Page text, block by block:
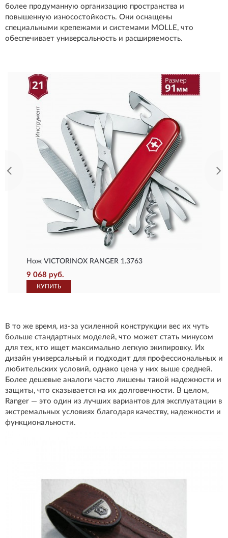
более продуманную организацию пространства и
повышенную износостойкость. Они оснащены
специальными крепежами и системами MOLLE, что
обеспечивает универсальность и расширяемость.
Нож VICTORINOX RANGER 1.3763
9 068 руб.
КУПИТЬ
В то же время, из-за усиленной конструкции вес их чуть
больше стандартных моделей, что может стать минусом
для тех, кто ищет максимально легкую экипировку. Их
дизайн универсальный и подходит для профессиональных и
любительских условий, однако цена у них выше средней.
Более дешевые аналоги часто лишены такой надежности и
защиты, что сказывается на их долговечности. В целом,
Ranger — это один из лучших вариантов для эксплуатации в
экстремальных условиях благодаря качеству, надежности и
функциональности.